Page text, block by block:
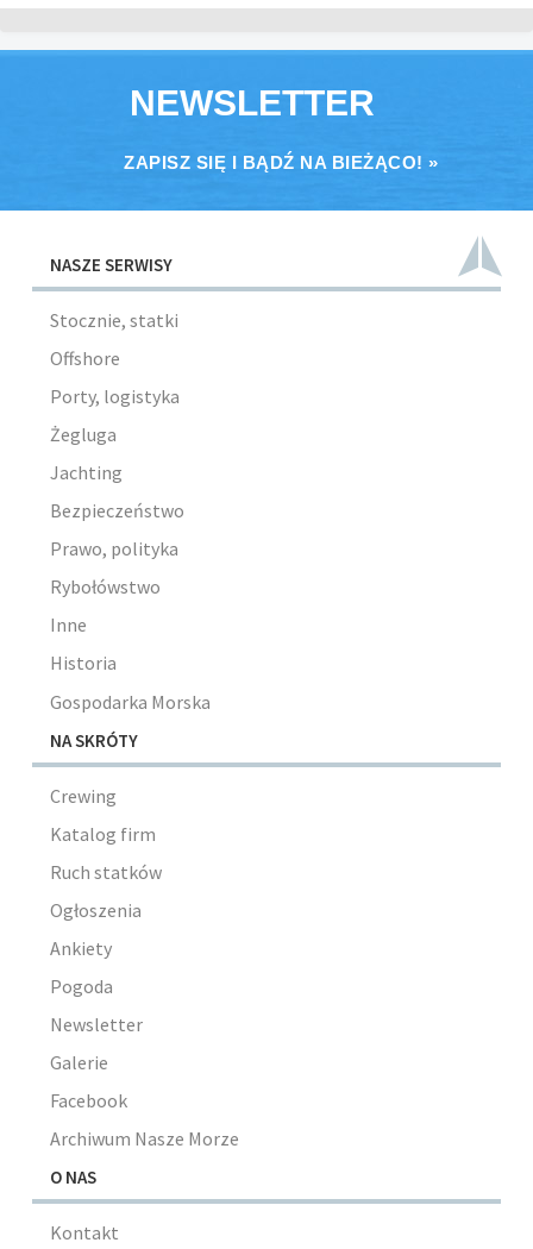
NEWSLETTER
ZAPISZ SIĘ I BĄDŹ NA BIEŻĄCO! »
NASZE SERWISY
Stocznie, statki
Offshore
Porty, logistyka
Żegluga
Jachting
Bezpieczeństwo
Prawo, polityka
Rybołówstwo
Inne
Historia
Gospodarka Morska
NA SKRÓTY
Crewing
Katalog firm
Ruch statków
Ogłoszenia
Ankiety
Pogoda
Newsletter
Galerie
Facebook
Archiwum Nasze Morze
O NAS
Kontakt